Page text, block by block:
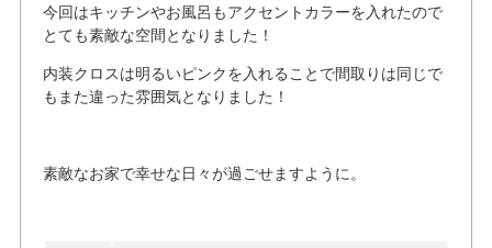
今回はキッチンやお風呂もアクセントカラーを入れたので
とても素敵な空間となりました！
内装クロスは明るいピンクを入れることで間取りは同じで
もまた違った雰囲気となりました！
素敵なお家で幸せな日々が過ごせますように。